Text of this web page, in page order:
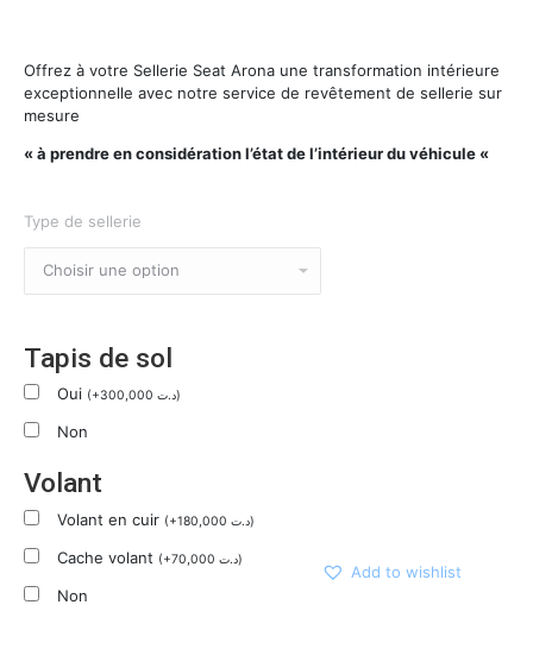
Offrez à votre Sellerie Seat Arona une transformation intérieure
exceptionnelle avec notre service de revêtement de sellerie sur
mesure
« à prendre en considération l’état de l’intérieur du véhicule «
Type de sellerie
Tapis de sol
Oui (+300,000 د.ت)
Non
Volant
Volant en cuir (+180,000 د.ت)
Cache volant (+70,000 د.ت)
Non
Add to wishlist